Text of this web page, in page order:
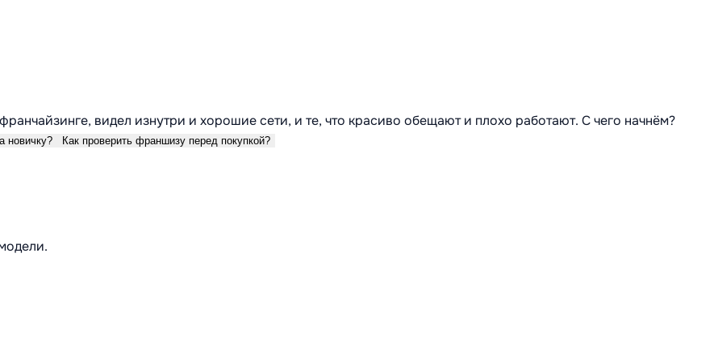
видел изнутри и хорошие сети, и те, что красиво обещают и плохо работают. С чего начнём?
новичку? Как проверить франшизу перед покупкой?